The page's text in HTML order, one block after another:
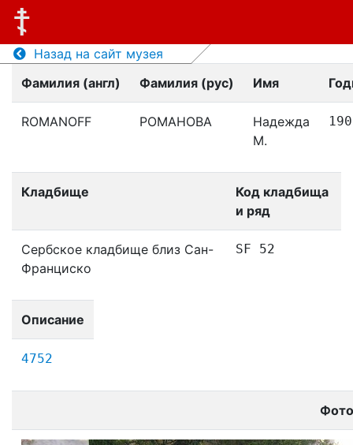
Назад на сайт музея
Фамилия (англ)
Фамилия (рус) Имя
ROMANOFF РОМАНОВА
Надежда
М.
Кладбище
Код кладбища
и ряд
Сербское кладбище близ Сан-
Франциско
SF 52
Описание
4752
Фото